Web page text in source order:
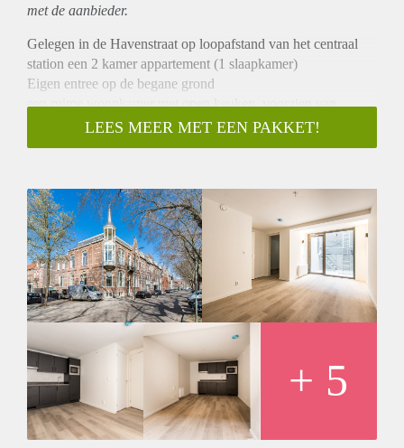
met de aanbieder.
Gelegen in de Havenstraat op loopafstand van het centraal
station een 2 kamer appartement (1 slaapkamer)
Eigen entree op de begane grond
een ruime woonkamer met open keuken, voorzien van
koelkast met diepvriesvak, vaatwasser en magnetron.
Grenzend aan een buitenruimte
gehele appartement is voorzien van pvc vloer, raambekleding
en verlichting. Er is een gezamenlijke fietsenberging
huur voorwaarden:
huurprijs is € 975 plus €75 servicekosten en €75 voorschot
GAS exclusief Elektra en Water
inkomenseis minimaal 3x maand huur aan bruto maandsalaris
(borgsteller is mogelijk)
2 maanden waarborgsom
geen huisdieren
minimaal 12 maanden daarna onbepaalde tijd
LEES MEER MET EEN PAKKET!
+ 5